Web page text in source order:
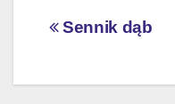
Nawigacja
Sennik dąb